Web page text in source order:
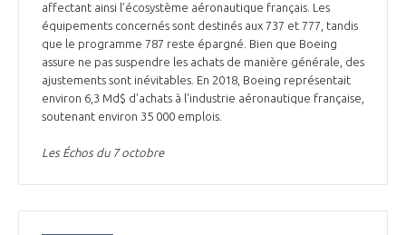
affectant ainsi l’écosystème aéronautique français. Les
équipements concernés sont destinés aux 737 et 777, tandis
que le programme 787 reste épargné. Bien que Boeing
assure ne pas suspendre les achats de manière générale, des
ajustements sont inévitables. En 2018, Boeing représentait
environ 6,3 Md$ d'achats à l'industrie aéronautique française,
soutenant environ 35 000 emplois.
Les Échos du 7 octobre